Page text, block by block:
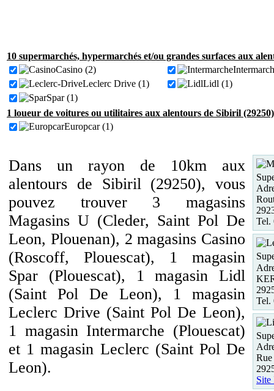
10 supermarchés, hypermarchés et/ou grandes surfaces aux
Casino (2)
Leclerc Drive (1)
Lidl (1)
Spar (1)
1 loueur de voitures ou utilitaires aux alentours de Sibiril
Europcar (1)
Dans un rayon de 10km aux
alentours de Sibiril (29250), vous
pouvez trouver 3 magasins
Magasins U (Cleder, Saint Pol De
Leon, Plouenan), 2 magasins Casino
(Roscoff, Plouescat), 1 magasin
Spar (Plouescat), 1 magasin Lidl
(Saint Pol De Leon), 1 magasin
Leclerc Drive (Saint Pol De Leon),
1 magasin Intermarche (Plouescat)
et 1 magasin Leclerc (Saint Pol De
Leon).
Tel.
Tel.
Site